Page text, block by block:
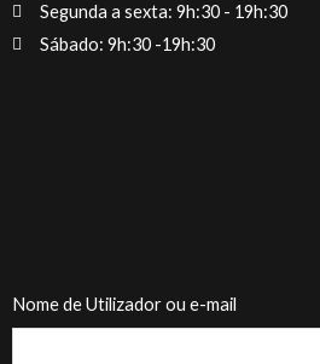
Segunda a sexta: 9h:30 - 19h:30
Sábado: 9h:30 -19h:30
Nome de Utilizador ou e-mail